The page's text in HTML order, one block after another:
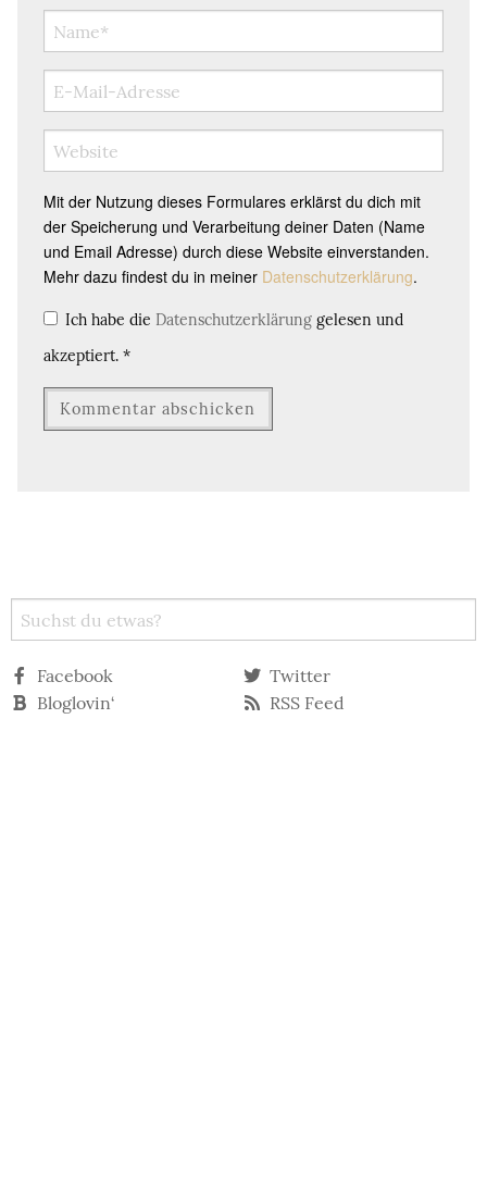
Mit der Nutzung dieses Formulares erklärst du dich mit
der Speicherung und Verarbeitung deiner Daten (Name
und Email Adresse) durch diese Website einverstanden.
Mehr dazu findest du in meiner Datenschutzerklärung.
Ich habe die Datenschutzerklärung gelesen und
akzeptiert. *
Facebook
Twitter
Bloglovin‘
RSS Feed